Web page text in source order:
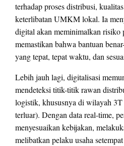
terhadap proses distribusi,
keterlibatan UMKM lokal. Ia
digital akan meminimalkan risiko
memastikan bahwa bantuan
yang tepat, tepat waktu, dan
Lebih jauh lagi, digitalisasi
mendeteksi titik-titik rawan
logistik, khususnya di wilayah 3T
terluar). Dengan data real-time,
menyesuaikan kebijakan,
melibatkan pelaku usaha